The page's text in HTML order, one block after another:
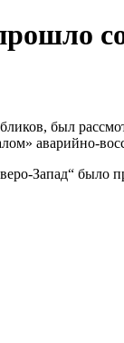
был
аварийно-
Запад“ было